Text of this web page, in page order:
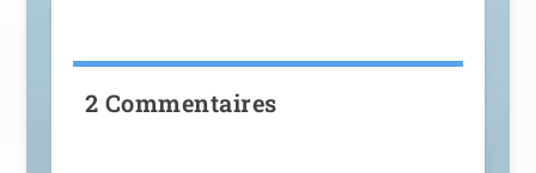
2 Commentaires